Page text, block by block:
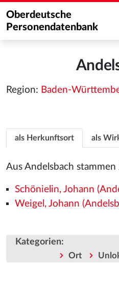
Oberdeutsche
Personendatenbank
Region: Baden-
als Herkunftsort als
Aus Andelsbach stammen
Schönielin, Johann
Weigel, Johann
Kategorien:
Ort